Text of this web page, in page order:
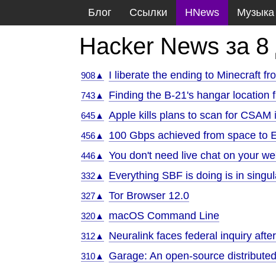
Блог Ссылки HNews Музыка
Hacker News за
908▲ I liberate the ending to Minecraft
743▲ Finding the B-21's hangar location
645▲ Apple kills plans to scan for CSAM
456▲ 100 Gbps achieved from space to
446▲ You don't need live chat on your
332▲ Everything SBF is doing is in
327▲ Tor Browser 12.0
320▲ macOS Command Line
312▲ Neuralink faces federal inquiry
310▲ Garage: An open-source